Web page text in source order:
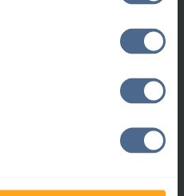
30.07.2026